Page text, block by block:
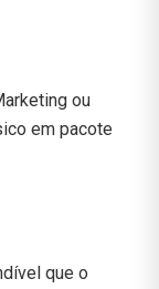
ou
em pacote
que o